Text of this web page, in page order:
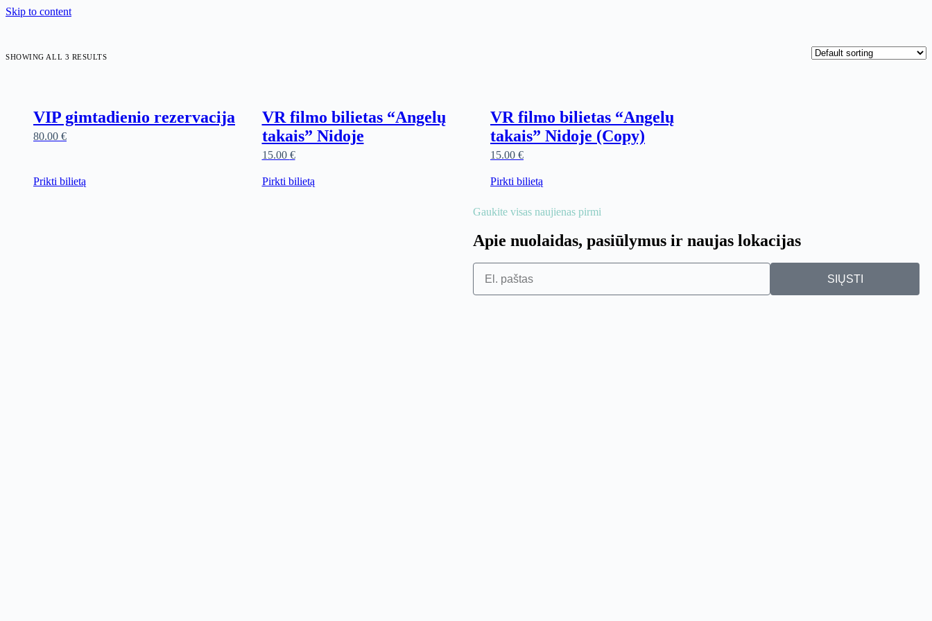
Skip to content
SHOWING ALL 3 RESULTS
VIP gimtadienio rezervacija
80.00 €
Prikti bilietą
VR filmo bilietas “Angelų
takais” Nidoje
15.00 €
Pirkti bilietą
VR filmo bilietas “Angelų
takais” Nidoje (Copy)
15.00 €
Pirkti bilietą
Gaukite visas naujienas pirmi
Apie nuolaidas, pasiūlymus ir naujas lokacijas
SIŲSTI